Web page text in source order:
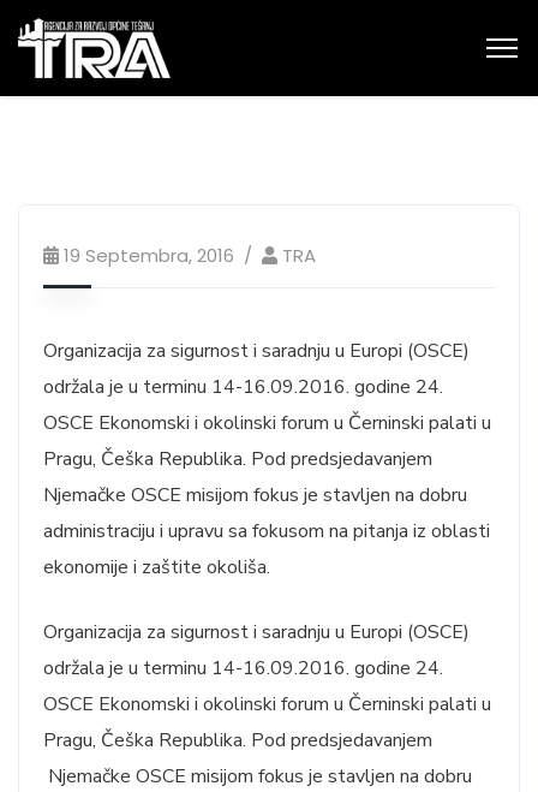
19 Septembra, 2016 TRA
Organizacija za sigurnost i saradnju u Europi (OSCE)
održala je u terminu 14-16.09.2016. godine 24.
OSCE Ekonomski i okolinski forum u Černinski palati u
Pragu, Češka Republika. Pod predsjedavanjem
Njemačke OSCE misijom fokus je stavljen na dobru
administraciju i upravu sa fokusom na pitanja iz oblasti
ekonomije i zaštite okoliša.
Organizacija za sigurnost i saradnju u Europi (OSCE)
održala je u terminu 14-16.09.2016. godine 24.
OSCE Ekonomski i okolinski forum u Černinski palati u
Pragu, Češka Republika. Pod predsjedavanjem
Njemačke OSCE misijom fokus je stavljen na dobru